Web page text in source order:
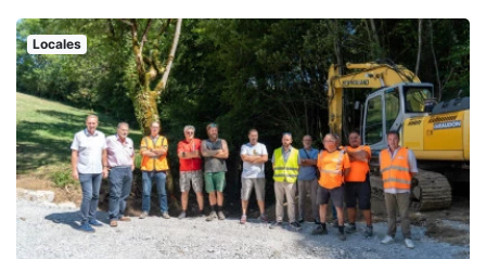
Locales